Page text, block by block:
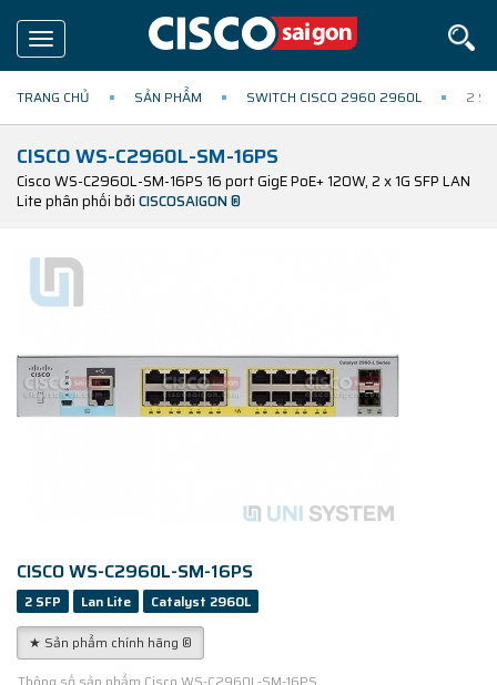
Toggle
navigation
TRANG CHỦ SẢN PHẨM SWITCH CISCO 2960 2960L 2
CISCO WS-C2960L-SM-16PS
Cisco WS-C2960L-SM-16PS 16 port GigE PoE+ 120W, 2 x 1G SFP LAN
Lite phân phối bởiCISCOSAIGON ®
CISCO WS-C2960L-SM-16PS
2 SFP Lan Lite
Catalyst 2960L
★ Sản phẩm chính hãng ®